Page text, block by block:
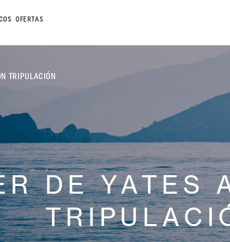
OFERTAS
TRIPULACIÓN
DE YATES